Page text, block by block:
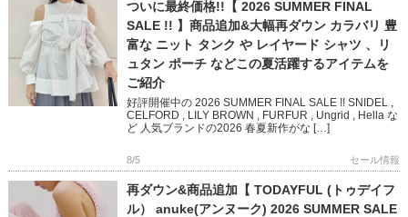
ついに最終価格!!【 2026 SUMMER FINAL
SALE !! 】商品追加&大幅再ダウン カラバリ 豊
富な ニット タンク や レイヤード シャツ 、リ
ュタン ポーチ などこの夏活躍するアイテムを
ご紹介
好評開催中の 2026 SUMMER FINAL SALE !! SNIDEL ,
CELFORD , LILY BROWN , FURFUR , Ungrid , Hella な
ど 人気ブランドの2026 春夏新作がな […]
8/5 セール情報
再ダウン&商品追加【 TODAYFUL (トゥデイフ
ル） anuke(アンヌーク) 2026 SUMMER SALE